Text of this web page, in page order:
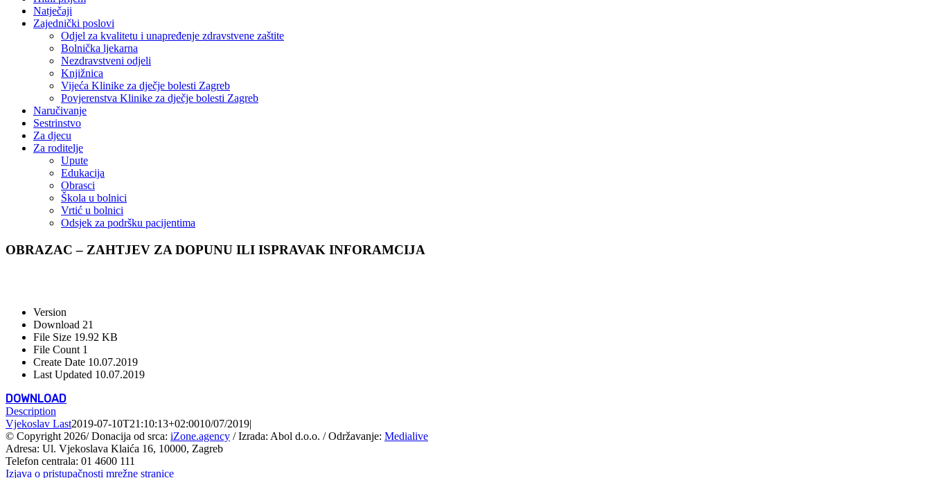
Natječaji
Zajednički poslovi
Odjel za kvalitetu i unapređenje zdravstvene zaštite
Bolnička ljekarna
Nezdravstveni odjeli
Knjižnica
Vijeća Klinike za dječje bolesti Zagreb
Povjerenstva Klinike za dječje bolesti Zagreb
Naručivanje
Sestrinstvo
Za djecu
Za roditelje
Upute
Edukacija
Obrasci
Škola u bolnici
Vrtić u bolnici
Odsjek za podršku pacijentima
OBRAZAC – ZAHTJEV ZA DOPUNU ILI ISPRAVAK INFORAMCIJA
Version
Download 21
File Size 19.92 KB
File Count 1
Create Date 10.07.2019
Last Updated 10.07.2019
DOWNLOAD
Description
Vjekoslav Last2019-07-10T21:10:13+02:0010/07/2019|
© Copyright2026/ Donacija od srca: iZone.agency / Izrada: Abol d.o.o. / Održavanje: Medialive
Adresa: Ul. Vjekoslava Klaića 16, 10000, Zagreb
Telefon centrala: 01 4600 111
Izjava o pristupačnosti mrežne stranice